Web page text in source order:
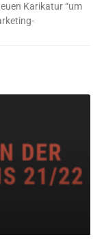
Karikatur “um